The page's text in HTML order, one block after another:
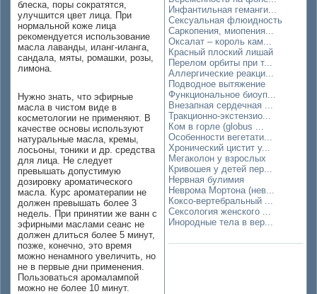
блеска, поры сократятся,
улучшится цвет лица. При
нормальной коже лица
рекомендуется использование
масла лаванды, иланг-иланга,
сандала, мяты, ромашки, розы,
лимона.
Нужно знать, что эфирные
масла в чистом виде в
косметологии не применяют. В
качестве основы используют
натуральные масла, кремы,
лосьоны, тоники и др. средства
для лица. Не следует
превышать допустимую
дозировку ароматического
масла. Курс ароматерапии не
должен превышать более 3
недель. При принятии же ванн с
эфирными маслами сеанс не
должен длиться более 5 минут,
позже, конечно, это время
можно ненамного увеличить, но
не в первые дни применения.
Пользоваться аромалампой
можно не более 10 минут.
Инфантильная геманги...
Сексуальная флюидность
Саркопения, миопения...
Оксалат – король кам...
Красный плоский лишай
Перелом орбиты при т...
Аллергические реакци...
Подводное вытяжение
Функциональное биоуп...
Внезапная сердечная ...
Тракционно-экстензио...
Ком в горле (globus ...
Особенности вегетати...
Хронический цистит у...
Мегаколон у взрослых
Кривошея у детей пер...
Нервная булимия
Неврома Мортона (нев...
Коксо-вертебральный ...
Сексология женского ...
Инородные тела в вер...